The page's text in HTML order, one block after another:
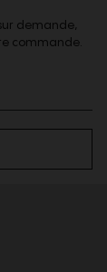
demande,
commande.